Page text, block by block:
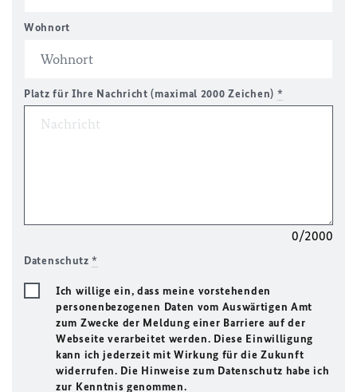
Wohnort
Platz für Ihre Nachricht (maximal 2000 Zeichen) *
0/2000
Datenschutz*
Ich willige ein, dass meine vorstehenden
personenbezogenen Daten vom Auswärtigen Amt
zum Zwecke der Meldung einer Barriere auf der
Webseite verarbeitet werden. Diese Einwilligung
kann ich jederzeit mit Wirkung für die Zukunft
widerrufen. Die Hinweise zum Datenschutz habe ich
zur Kenntnis genommen.